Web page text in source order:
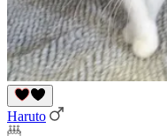
Haruto